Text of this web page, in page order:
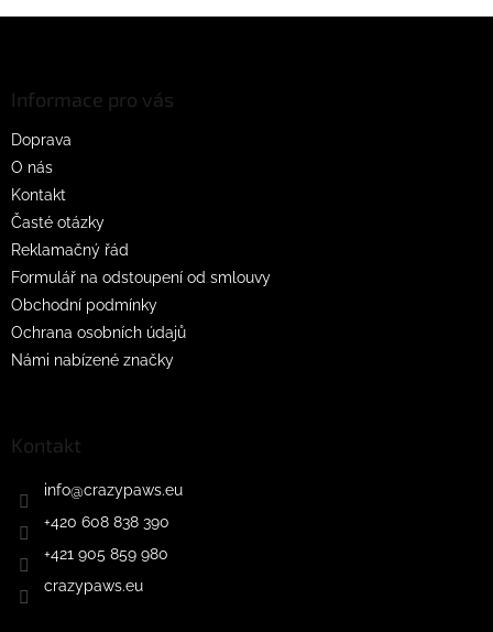
Informace pro vás
Doprava
O nás
Kontakt
Časté otázky
Reklamačný řád
Formulář na odstoupení od smlouvy
Obchodní podmínky
Ochrana osobních údajů
Námi nabízené značky
Kontakt
info@crazypaws.eu
+420 608 838 390
+421 905 859 980
crazypaws.eu